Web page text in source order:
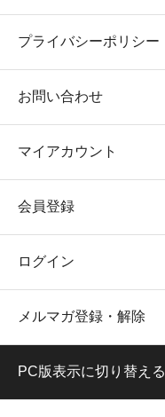
プライバシーポリシー
お問い合わせ
マイアカウント
会員登録
ログイン
メルマガ登録・解除
PC版表示に切り替える